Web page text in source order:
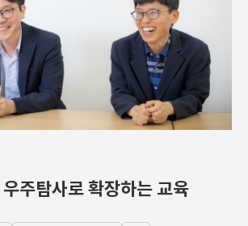
주탐사로 확장하는 교육